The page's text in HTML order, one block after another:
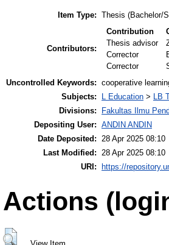
Item Type: Thesis (Bachelor/
Contributors:
Contribution
Thesis advisor
Corrector
Corrector
Uncontrolled Keywords: cooperative
Subjects:
L Education > LB
Divisions:
Fakultas Ilmu
Depositing User: ANDIN ANDIN
Date Deposited: 28 Apr 2025 08:10
Last Modified: 28 Apr 2025 08:10
URI:
https://
Actions